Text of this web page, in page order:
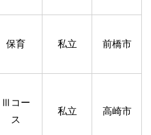
保育 私立 前橋市
Ⅲコー
ス
私立 高崎市